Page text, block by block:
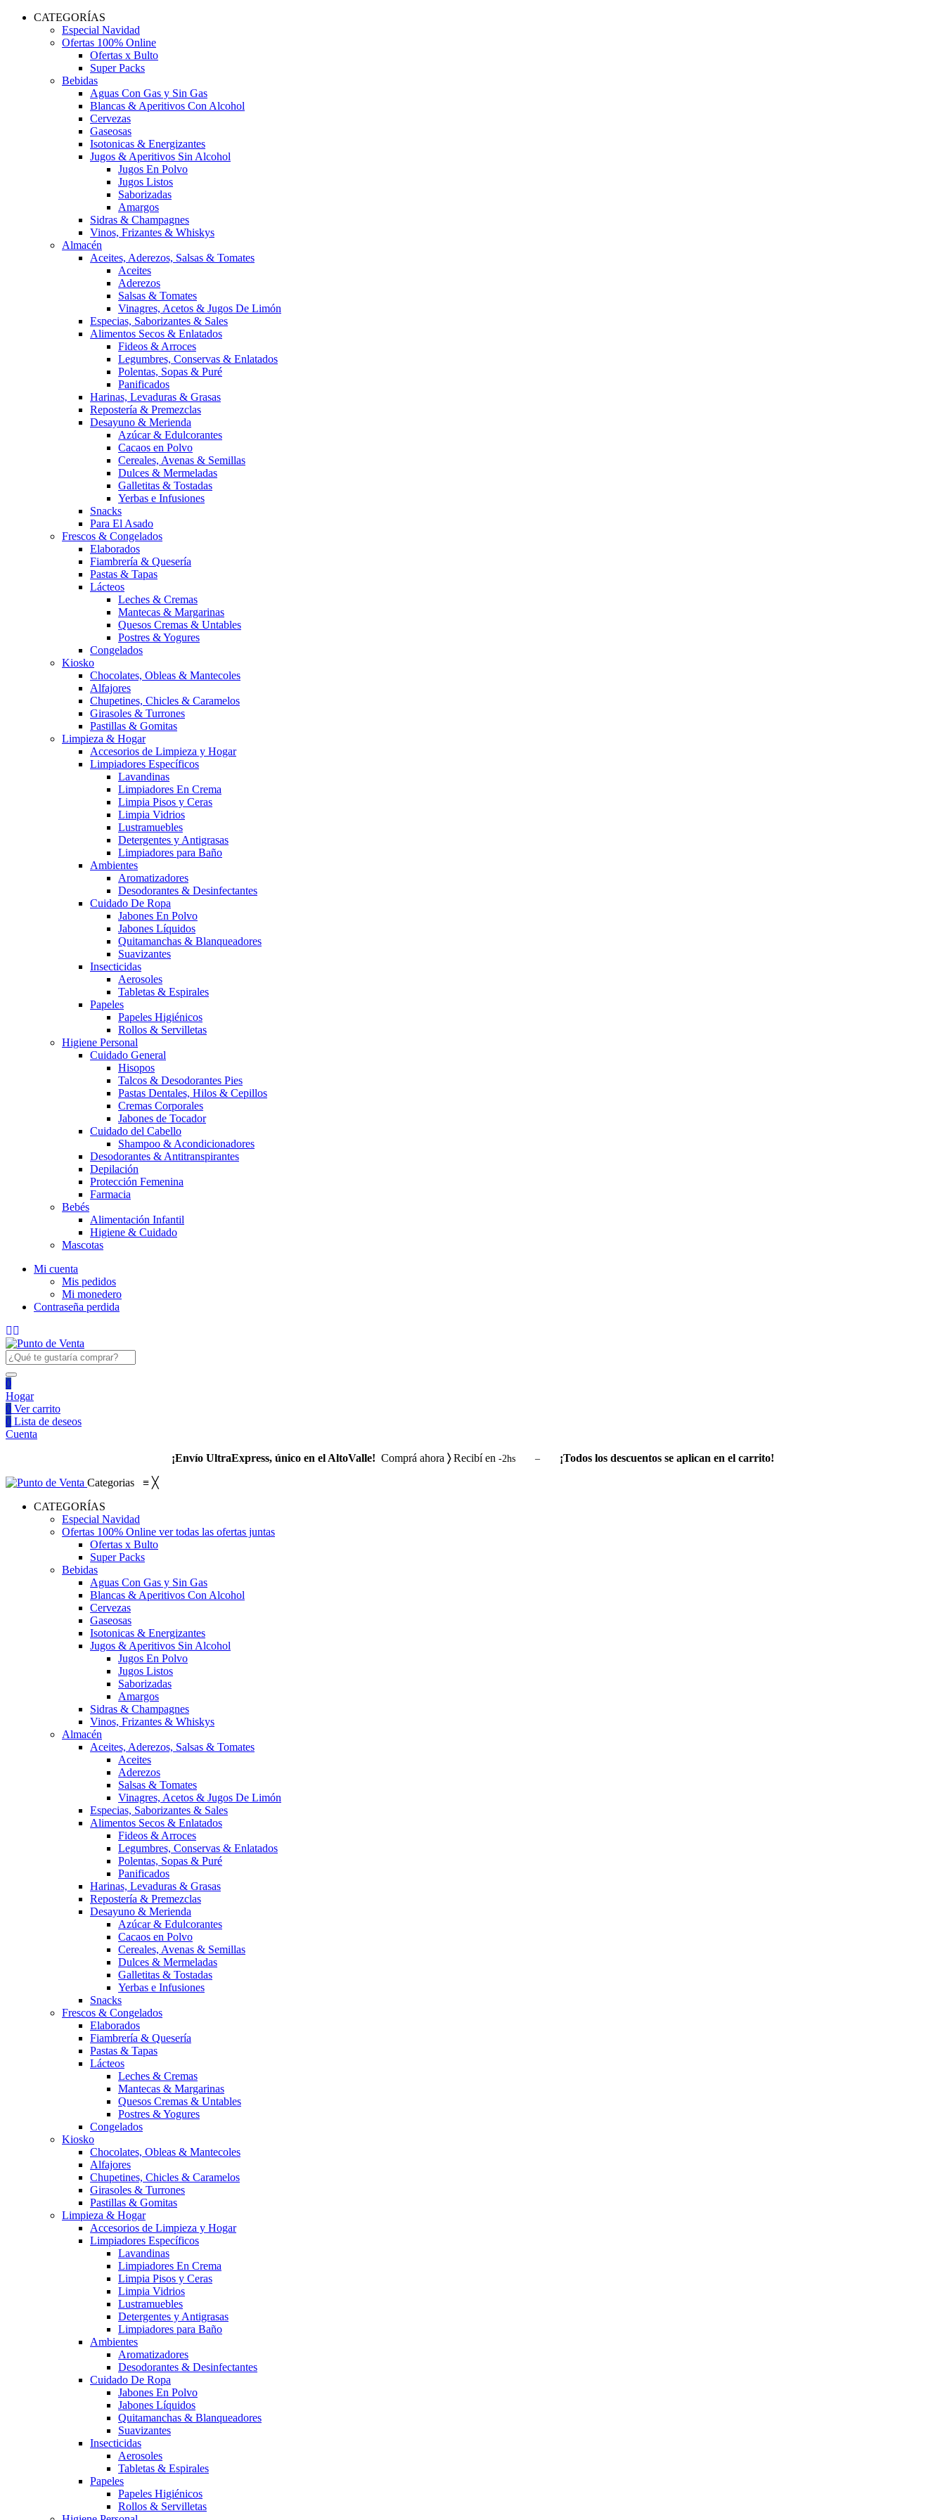
CATEGORÍAS
Especial Navidad
Ofertas 100% Online
Ofertas x Bulto
Super Packs
Bebidas
Aguas Con Gas y Sin Gas
Blancas & Aperitivos Con Alcohol
Cervezas
Gaseosas
Isotonicas & Energizantes
Jugos & Aperitivos Sin Alcohol
Jugos En Polvo
Jugos Listos
Saborizadas
Amargos
Sidras & Champagnes
Vinos, Frizantes & Whiskys
Almacén
Aceites, Aderezos, Salsas & Tomates
Aceites
Aderezos
Salsas & Tomates
Vinagres, Acetos & Jugos De Limón
Especias, Saborizantes & Sales
Alimentos Secos & Enlatados
Fideos & Arroces
Legumbres, Conservas & Enlatados
Polentas, Sopas & Puré
Panificados
Harinas, Levaduras & Grasas
Repostería & Premezclas
Desayuno & Merienda
Azúcar & Edulcorantes
Cacaos en Polvo
Cereales, Avenas & Semillas
Dulces & Mermeladas
Galletitas & Tostadas
Yerbas e Infusiones
Snacks
Para El Asado
Frescos & Congelados
Elaborados
Fiambrería & Quesería
Pastas & Tapas
Lácteos
Leches & Cremas
Mantecas & Margarinas
Quesos Cremas & Untables
Postres & Yogures
Congelados
Kiosko
Chocolates, Obleas & Mantecoles
Alfajores
Chupetines, Chicles & Caramelos
Girasoles & Turrones
Pastillas & Gomitas
Limpieza & Hogar
Accesorios de Limpieza y Hogar
Limpiadores Específicos
Lavandinas
Limpiadores En Crema
Limpia Pisos y Ceras
Limpia Vidrios
Lustramuebles
Detergentes y Antigrasas
Limpiadores para Baño
Ambientes
Aromatizadores
Desodorantes & Desinfectantes
Cuidado De Ropa
Jabones En Polvo
Jabones Líquidos
Quitamanchas & Blanqueadores
Suavizantes
Insecticidas
Aerosoles
Tabletas & Espirales
Papeles
Papeles Higiénicos
Rollos & Servilletas
Higiene Personal
Cuidado General
Hisopos
Talcos & Desodorantes Pies
Pastas Dentales, Hilos & Cepillos
Cremas Corporales
Jabones de Tocador
Cuidado del Cabello
Shampoo & Acondicionadores
Desodorantes & Antitranspirantes
Depilación
Protección Femenina
Farmacia
Bebés
Alimentación Infantil
Higiene & Cuidado
Mascotas
Mi cuenta
Mis pedidos
Mi monedero
Contraseña perdida
0
Hogar
0 Ver carrito
0 Lista de deseos
Cuenta
¡Envío UltraExpress, único en el AltoValle! Comprá ahora 〉Recibí en -2hs – ¡Todos los descuentos se aplican en el carrito!
Categorias ≡ ╳
CATEGORÍAS
Especial Navidad
Ofertas 100% Online ver todas las ofertas juntas
Ofertas x Bulto
Super Packs
Bebidas
Aguas Con Gas y Sin Gas
Blancas & Aperitivos Con Alcohol
Cervezas
Gaseosas
Isotonicas & Energizantes
Jugos & Aperitivos Sin Alcohol
Jugos En Polvo
Jugos Listos
Saborizadas
Amargos
Sidras & Champagnes
Vinos, Frizantes & Whiskys
Almacén
Aceites, Aderezos, Salsas & Tomates
Aceites
Aderezos
Salsas & Tomates
Vinagres, Acetos & Jugos De Limón
Especias, Saborizantes & Sales
Alimentos Secos & Enlatados
Fideos & Arroces
Legumbres, Conservas & Enlatados
Polentas, Sopas & Puré
Panificados
Harinas, Levaduras & Grasas
Repostería & Premezclas
Desayuno & Merienda
Azúcar & Edulcorantes
Cacaos en Polvo
Cereales, Avenas & Semillas
Dulces & Mermeladas
Galletitas & Tostadas
Yerbas e Infusiones
Snacks
Frescos & Congelados
Elaborados
Fiambrería & Quesería
Pastas & Tapas
Lácteos
Leches & Cremas
Mantecas & Margarinas
Quesos Cremas & Untables
Postres & Yogures
Congelados
Kiosko
Chocolates, Obleas & Mantecoles
Alfajores
Chupetines, Chicles & Caramelos
Girasoles & Turrones
Pastillas & Gomitas
Limpieza & Hogar
Accesorios de Limpieza y Hogar
Limpiadores Específicos
Lavandinas
Limpiadores En Crema
Limpia Pisos y Ceras
Limpia Vidrios
Lustramuebles
Detergentes y Antigrasas
Limpiadores para Baño
Ambientes
Aromatizadores
Desodorantes & Desinfectantes
Cuidado De Ropa
Jabones En Polvo
Jabones Líquidos
Quitamanchas & Blanqueadores
Suavizantes
Insecticidas
Aerosoles
Tabletas & Espirales
Papeles
Papeles Higiénicos
Rollos & Servilletas